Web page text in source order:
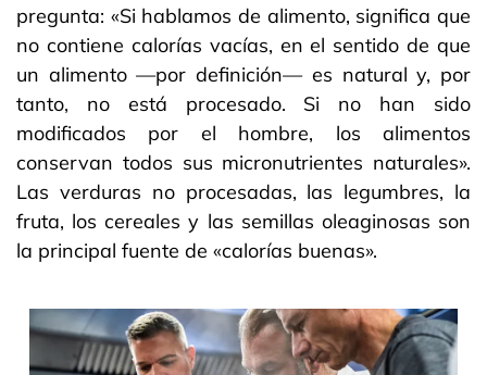
pregunta: «Si hablamos de alimento, significa que
no contiene calorías vacías, en el sentido de que
un alimento —por definición— es natural y, por
tanto, no está procesado. Si no han sido
modificados por el hombre, los alimentos
conservan todos sus micronutrientes naturales».
Las verduras no procesadas, las legumbres, la
fruta, los cereales y las semillas oleaginosas son
la principal fuente de «calorías buenas».